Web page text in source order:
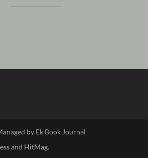
by Ek Book Journal
and HitMag.